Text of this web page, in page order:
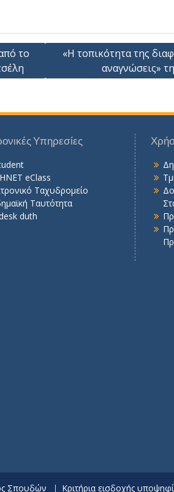
το
«Η τοπικότητα της
αναγνώσεις»
Υπηρεσίες
eClass
Ταχυδρομείο
Ταυτότητα
duth
Σπουδών Κριτήρια εισδοχής